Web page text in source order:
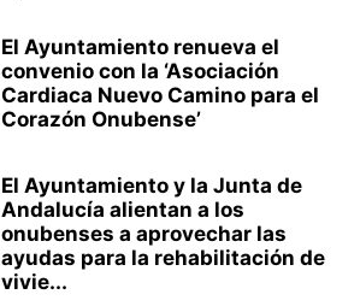
El Ayuntamiento renueva el
convenio con la ‘Asociación
Cardiaca Nuevo Camino para el
Corazón Onubense’
El Ayuntamiento y la Junta de
Andalucía alientan a los
onubenses a aprovechar las
ayudas para la rehabilitación de
vivie...